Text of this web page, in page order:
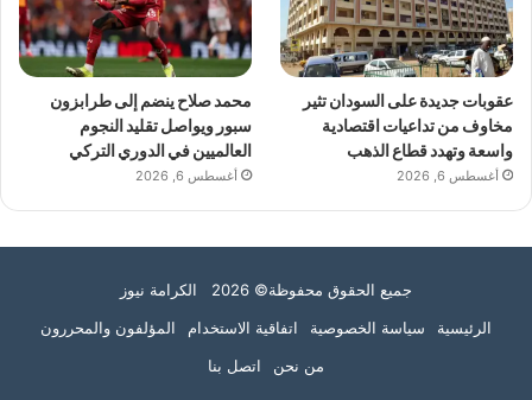
عقوبات جديدة على السودان تثير
مخاوف من تداعيات اقتصادية
واسعة وتهدد قطاع الذهب
أغسطس 6, 2026
محمد صلاح ينضم إلى طرابزون
سبور ويواصل تقليد النجوم
العالميين في الدوري التركي
أغسطس 6, 2026
جميع الحقوق محفوظة© 2026 الكرامة نيوز
الرئيسية
سياسة الخصوصية اتفاقية الاستخدام
المؤلفون والمحررون
من نحن
اتصل بنا